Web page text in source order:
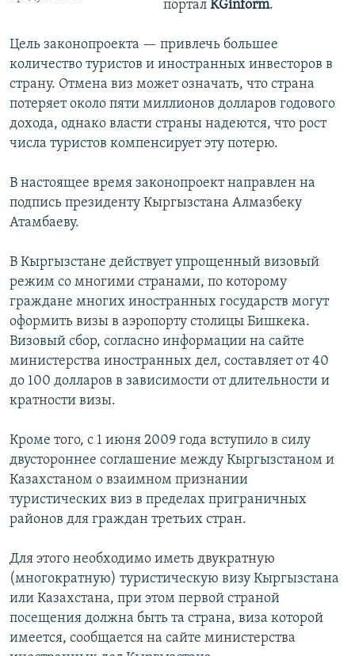
портал KGinform.
Цель законопроекта — привлечь большее
количество туристов и иностранных инвесторов в
страну. Отмена виз может означать, что страна
потеряет около пяти миллионов долларов годового
дохода, однако власти страны надеются, что рост
числа туристов компенсирует эту потерю.
В настоящее время законопроект направлен на
подпись президенту Кыргызстана Алмазбеку
Атамбаеву.
В Кыргызстане действует упрощенный визовый
режим со многими странами, по которому
граждане многих иностранных государств могут
оформить визы в аэропорту столицы Бишкека.
Визовый сбор, согласно информации на сайте
министерства иностранных дел, составляет от 40
до 100 долларов в зависимости от длительности и
кратности визы.
Кроме того, с 1 июня 2009 года вступило в силу
двустороннее соглашение между Кыргызстаном и
Казахстаном о взаимном признании
туристических виз в пределах приграничных
районов для граждан третьих стран.
Для этого необходимо иметь двукратную
(многократную) туристическую визу Кыргызстана
или Казахстана, при этом первой страной
посещения должна быть та страна, виза которой
имеется, сообщается на сайте министерства